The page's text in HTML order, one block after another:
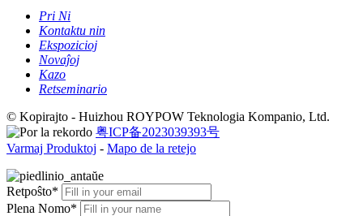
Pri Ni
Kontaktu nin
Ekspozicioj
Novaĵoj
Kazo
Retseminario
© Kopirajto - Huizhou ROYPOW Teknologia Kompanio, Ltd.
粤ICP备2023039393号
Varmaj Produktoj - Mapo de la retejo
Retpoŝto*
Plena Nomo*